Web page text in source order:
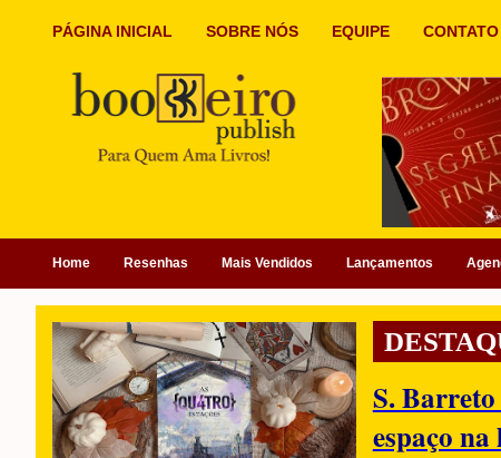
PÁGINA INICIAL SOBRE NÓS EQUIPE CONTATO
Home Resenhas Mais Vendidos Lançamentos
S. Barreto
espaço